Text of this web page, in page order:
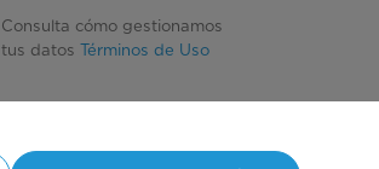
Consulta cómo gestionamos
tus datosTérminos de Uso